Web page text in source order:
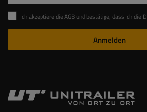
Ich akzeptiere die AGB und bestätige, dass ich die Datenschutzerklärung der
Anmelden